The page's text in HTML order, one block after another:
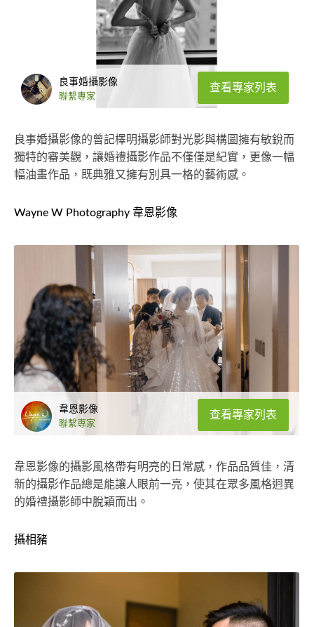
良事婚攝影像
聯繫專家
查看專家列表
良事婚攝影像的曾記檡明攝影師對光影與構圖擁有敏銳而
獨特的審美觀，讓婚禮攝影作品不僅僅是紀實，更像一幅
幅油畫作品，既典雅又擁有別具一格的藝術感。
Wayne W Photography 韋恩影像
韋恩影像
聯繫專家
查看專家列表
韋恩影像的攝影風格帶有明亮的日常感，作品品質佳，清
新的攝影作品總是能讓人眼前一亮，使其在眾多風格迥異
的婚禮攝影師中脫穎而出。
攝相豬